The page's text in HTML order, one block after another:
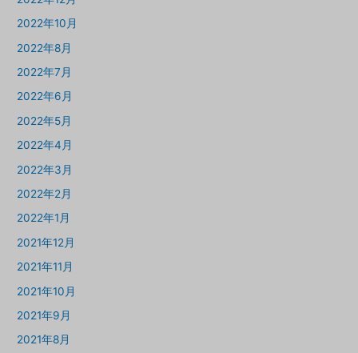
2022年10月
2022年8月
2022年7月
2022年6月
2022年5月
2022年4月
2022年3月
2022年2月
2022年1月
2021年12月
2021年11月
2021年10月
2021年9月
2021年8月